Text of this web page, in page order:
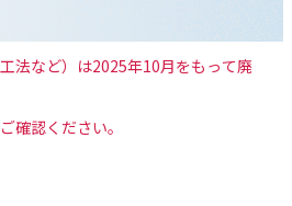
法など）は2025年10月をもって廃
確認ください。